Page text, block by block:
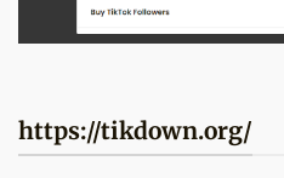
https://tikdown.org/